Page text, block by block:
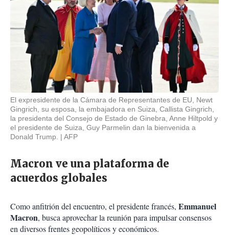
El expresidente de la Cámara de Representantes de EU, Newt
Gingrich, su esposa, la embajadora en Suiza, Callista Gingrich,
la presidenta del Consejo de Estado de Ginebra, Anne Hiltpold y
el presidente de Suiza, Guy Parmelin dan la bienvenida a
Donald Trump.
AFP
Macron ve una plataforma de
acuerdos globales
Como anfitrión del encuentro, el presidente francés, Emmanuel
Macron, busca aprovechar la reunión para impulsar consensos
en diversos frentes geopolíticos y económicos.